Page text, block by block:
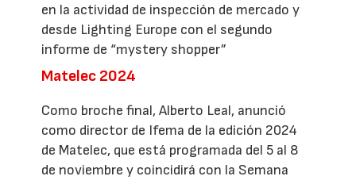
en la actividad de inspección de mercado y
desde Lighting Europe con el segundo
informe de “mystery shopper”
Matelec 2024
Como broche final, Alberto Leal, anunció
como director de Ifema de la edición 2024
de Matelec, que está programada del 5 al 8
de noviembre y coincidirá con la Semana